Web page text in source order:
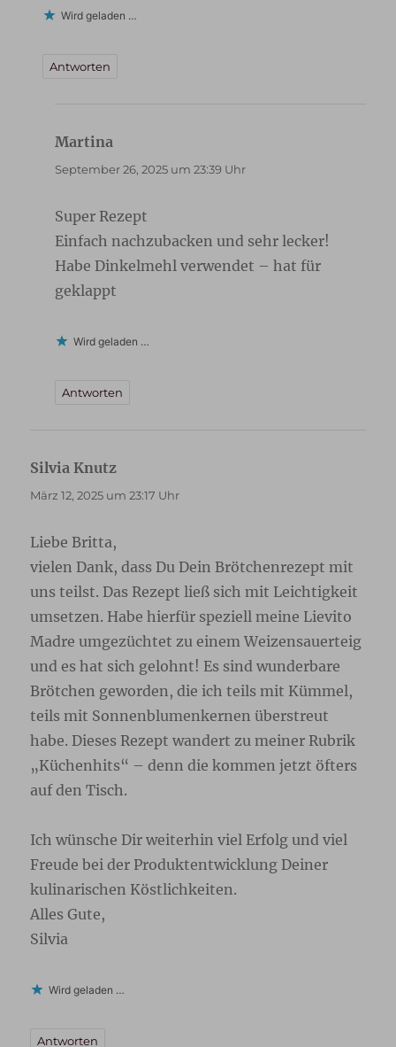
Wird geladen …
Antworten
Martina
September 26, 2025 um 23:39 Uhr
Super Rezept
Einfach nachzubacken und sehr lecker!
Habe Dinkelmehl verwendet – hat für
geklappt
Wird geladen …
Antworten
Silvia Knutz
März 12, 2025 um 23:17 Uhr
Liebe Britta,
vielen Dank, dass Du Dein Brötchenrezept mit
uns teilst. Das Rezept ließ sich mit Leichtigkeit
umsetzen. Habe hierfür speziell meine Lievito
Madre umgezüchtet zu einem Weizensauerteig
und es hat sich gelohnt! Es sind wunderbare
Brötchen geworden, die ich teils mit Kümmel,
teils mit Sonnenblumenkernen überstreut
habe. Dieses Rezept wandert zu meiner Rubrik
„Küchenhits“ – denn die kommen jetzt öfters
auf den Tisch.
Ich wünsche Dir weiterhin viel Erfolg und viel
Freude bei der Produktentwicklung Deiner
kulinarischen Köstlichkeiten.
Alles Gute,
Silvia
Wird geladen …
Antworten